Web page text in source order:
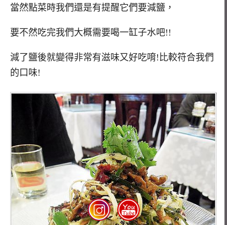
當然點菜時我們還是有提醒它們要減鹽，
要不然吃完我們大概需要喝一缸子水吧!!
減了鹽後就變得非常有滋味又好吃唷!比較符合我們
的口味!